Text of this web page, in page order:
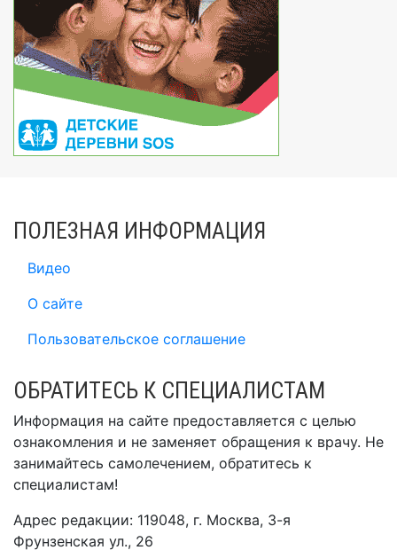
ПОЛЕЗНАЯ ИНФОРМАЦИЯ
Видео
О сайте
Пользовательское соглашение
ОБРАТИТЕСЬ К СПЕЦИАЛИСТАМ
Информация на сайте предоставляется с целью
ознакомления и не заменяет обращения к врачу. Не
занимайтесь самолечением, обратитесь к
специалистам!
Адрес редакции: 119048, г. Москва, 3-я
Фрунзенская ул., 26